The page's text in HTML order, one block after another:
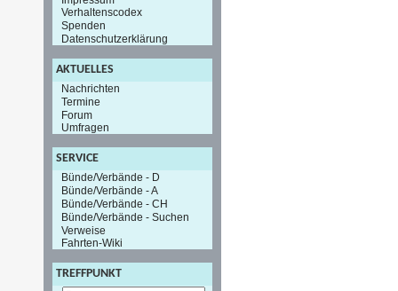
Verhaltenscodex
Spenden
Datenschutzerklärung
AKTUELLES
Nachrichten
Termine
Forum
Umfragen
SERVICE
Bünde/Verbände - D
Bünde/Verbände - A
Bünde/Verbände - CH
Bünde/Verbände - Suchen
Verweise
Fahrten-Wiki
TREFFPUNKT